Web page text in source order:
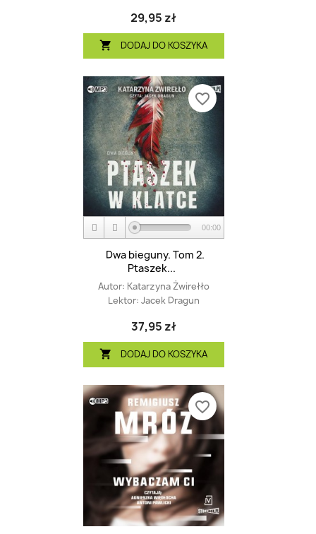
29,95 zł
 DODAJ DO KOSZYKA
00:00
Dwa bieguny. Tom 2.
Ptaszek...
Autor: Katarzyna Żwirełło
Lektor: Jacek Dragun
37,95 zł
 DODAJ DO KOSZYKA
favorite_border
favorite_border